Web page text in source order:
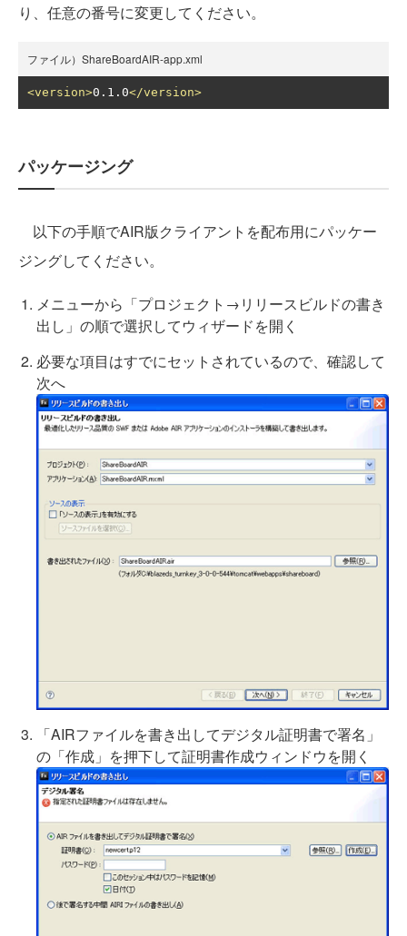
り、任意の番号に変更してください。
ファイル）ShareBoardAIR-app.xml
<version>0.1.0</version>
パッケージング
以下の手順でAIR版クライアントを配布用にパッケー
ジングしてください。
メニューから「プロジェクト→リリースビルドの書き
出し」の順で選択してウィザードを開く
必要な項目はすでにセットされているので、確認して
次へ
「AIRファイルを書き出してデジタル証明書で署名」
の「作成」を押下して証明書作成ウィンドウを開く